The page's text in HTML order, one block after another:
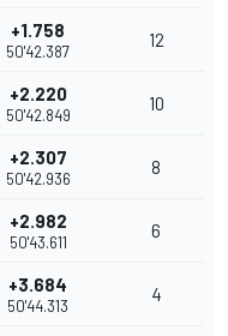
+1.758
50'42.387
12
+2.220
50'42.849
10
+2.307
50'42.936
8
+2.982
50'43.611
6
+3.684
50'44.313
4